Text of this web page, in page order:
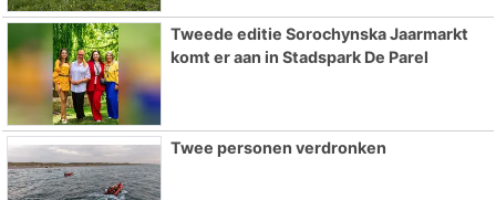
Tweede editie Sorochynska Jaarmarkt
komt er aan in Stadspark De Parel
Twee personen verdronken